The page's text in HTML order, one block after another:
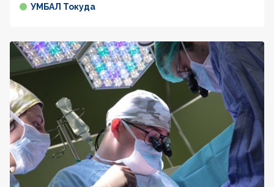
УМБАЛ Токуда